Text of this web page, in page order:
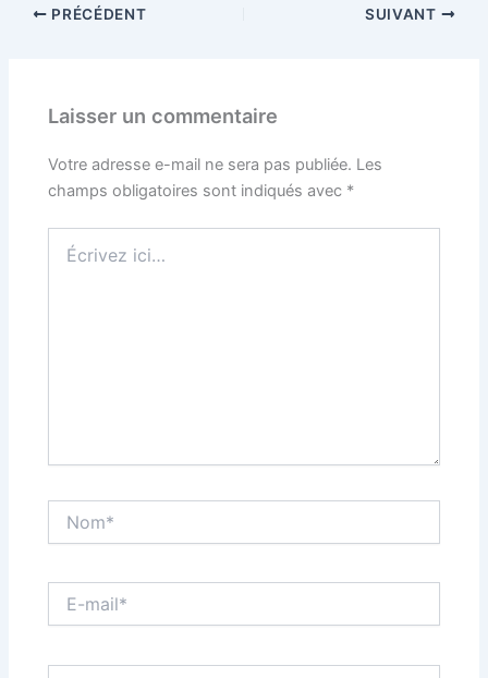
PRÉCÉDENT SUIVANT
Laisser un commentaire
Votre adresse e-mail ne sera pas publiée. Les
champs obligatoires sont indiqués avec *
ici…
mail*